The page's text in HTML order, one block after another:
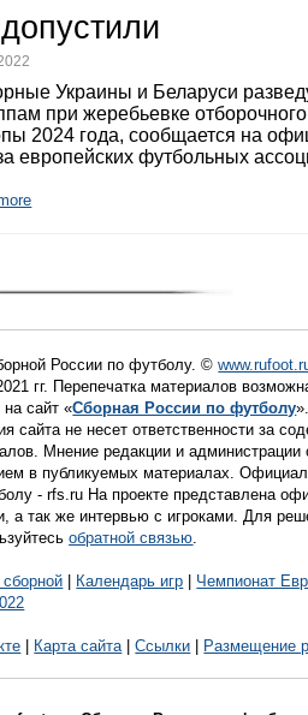
Украины и Беларуси
при жеребьевке
2024 года, сообщается на
европейских футбольных
России по футболу. ©
гг. Перепечатка материалов
сайт «Сборная России по футболу
сайта не несет ответственности за
Мнение редакции и администрации
в публикуемых материалах.
- rfs.ru На проекте представлена
а так же интервью с игроками. Для
обратной связью.
Календарь игр Чемпионат
Карта сайта|Ссылки Размещение